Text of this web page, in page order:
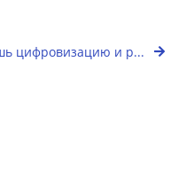
цифровизацию и р...